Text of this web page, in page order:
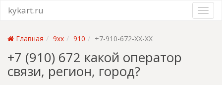
kykart.ru
Главная 9xx 910 +7-910-672-XX-XX
+7 (910) 672 какой оператор
связи, регион, город?